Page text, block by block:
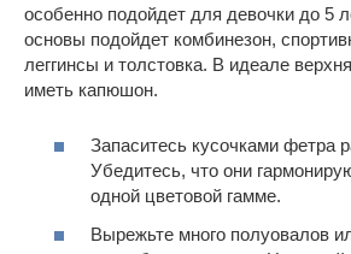
особенно подойдет для девочки до 5
основы подойдет комбинезон,
леггинсы и толстовка. В идеале
иметь капюшон.
Запаситесь кусочками фетра
Убедитесь, что они
одной цветовой гамме.
Вырежьте много полуовалов